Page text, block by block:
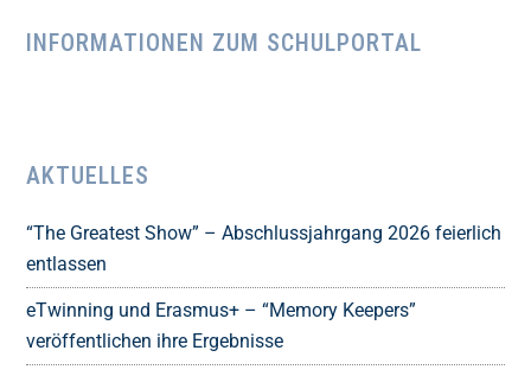
INFORMATIONEN ZUM SCHULPORTAL
AKTUELLES
“The Greatest Show” – Abschlussjahrgang 2026 feierlich
entlassen
eTwinning und Erasmus+ – “Memory Keepers”
veröffentlichen ihre Ergebnisse